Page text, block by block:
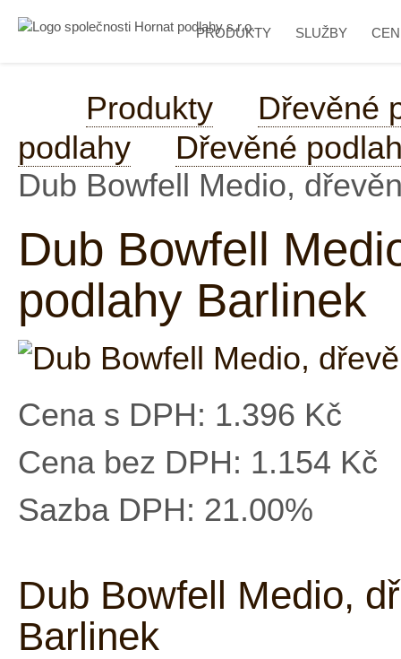
PRODUKTY SLUŽBY
Produkty
Dřevěné
podlahy
Dřevěné
Dub Bowfell Medio,
Dub Bowfell
podlahy Barlinek
Cena s DPH: 1.396 Kč
Cena bez DPH: 1.154 Kč
Sazba DPH: 21.00%
Dub Bowfell Medio,
Barlinek